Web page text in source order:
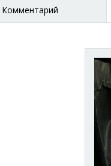
Комментарий